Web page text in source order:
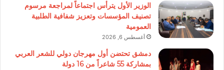
الوزير الأول يترأس اجتماعاً لمراجعة مرسوم
تصنيف المؤسسات وتعزيز شفافية الطلبية
العمومية
أغسطس 6, 2026
دمشق تحتضن أول مهرجان دولي للشعر العربي
بمشاركة 55 شاعراً من 16 دولة